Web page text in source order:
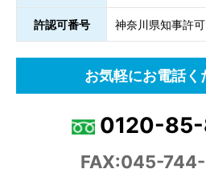
許認可番号 神奈川県知事許
お気軽にお電話く
0120-
FAX:045-